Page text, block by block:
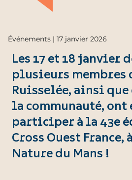
Les 17 et 18 janvier
plusieurs membres
Ruisselée, ainsi que
la communauté, ont
participer à la 43e
Cross Ouest France,
Nature du Mans !
Événements | 17 janvier 2026